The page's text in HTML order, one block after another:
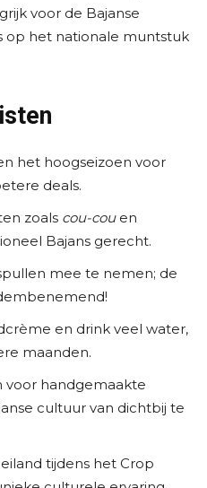
voor de Bajanse
op het nationale muntstuk
het hoogseizoen voor
deals.
zoals cou-couen
Bajans gerecht.
mee te nemen; de
en drink veel water,
maanden.
voor handgemaakte
cultuur van dichtbij te
tijdens het Crop